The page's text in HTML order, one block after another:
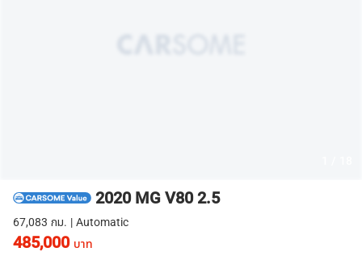
2020 MG V80 2.5
67,083 กม. | Automatic
485,000 บาท